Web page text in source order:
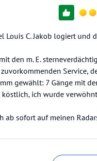
Louis C. Jakob logiert und
den m. E.
Service,
gewählt: 7 Gänge mit
köstlich, ich wurde
ab sofort auf meinen